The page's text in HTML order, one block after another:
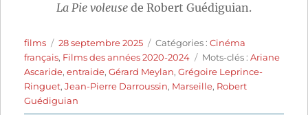
La Pie voleuse de Robert Guédiguian.
Auteur
films
Publié
le
28 septembre 2025 Catégories
Catégories :Cinéma
français, Films des années 2020-2024 Étiquettes
Mots-clés :Ariane
Ascaride,entraide,Gérard Meylan,Grégoire Leprince-
Ringuet,Jean-Pierre Darroussin, Marseille, Robert
Guédiguian